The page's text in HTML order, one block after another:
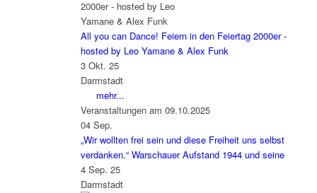
All you can Dance! Feiern in den Feiertag 2000er -
hosted by Leo Yamane & Alex Funk
3 Okt. 25
Darmstadt
mehr...
Veranstaltungen am 09.10.2025
04 Sep.
„Wir wollten frei sein und diese Freiheit uns selbst
verdanken.“ Warschauer Aufstand 1944 und seine
4 Sep. 25
Darmstadt